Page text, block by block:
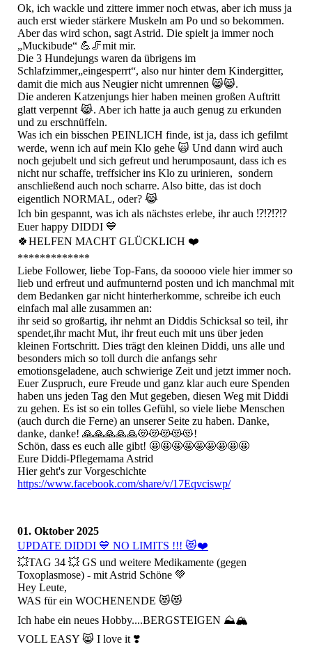
Ok, ich wackle und zittere immer noch etwas, aber ich muss ja
auch erst wieder stärkere Muskeln am Po und so bekommen.
Aber das wird schon, sagt Astrid. Die spielt ja immer noch
„Muckibude“ 💪🦵mit mir.
Die 3 Hundejungs waren da übrigens im
Schlafzimmer„eingesperrt“, also nur hinter dem Kindergitter,
damit die mich aus Neugier nicht umrennen 😸😸.
Die anderen Katzenjungs hier haben meinen großen Auftritt
glatt verpennt 😹. Aber ich hatte ja auch genug zu erkunden
und zu erschnüffeln.
Was ich ein bisschen PEINLICH finde, ist ja, dass ich gefilmt
werde, wenn ich auf mein Klo gehe 🙀 Und dann wird auch
noch gejubelt und sich gefreut und herumposaunt, dass ich es
nicht nur schaffe, treffsicher ins Klo zu urinieren, sondern
anschließend auch noch scharre. Also bitte, das ist doch
eigentlich NORMAL, oder? 😹
Ich bin gespannt, was ich als nächstes erlebe, ihr auch ⁉️⁉️⁉️⁉️
Euer happy DIDDI 💙
🍀HELFEN MACHT GLÜCKLICH ❤️
*************
Liebe Follower, liebe Top-Fans, da sooooo viele hier immer so
lieb und erfreut und aufmunternd posten und ich manchmal mit
dem Bedanken gar nicht hinterherkomme, schreibe ich euch
einfach mal alle zusammen an:
ihr seid so großartig, ihr nehmt an Diddis Schicksal so teil, ihr
spendet,ihr macht Mut, ihr freut euch mit uns über jeden
kleinen Fortschritt. Dies trägt den kleinen Diddi, uns alle und
besonders mich so toll durch die anfangs sehr
emotionsgeladene, auch schwierige Zeit und jetzt immer noch.
Euer Zuspruch, eure Freude und ganz klar auch eure Spenden
haben uns jeden Tag den Mut gegeben, diesen Weg mit Diddi
zu gehen. Es ist so ein tolles Gefühl, so viele liebe Menschen
(auch durch die Ferne) an unserer Seite zu haben. Danke,
danke, danke! 🙏🙏🙏🙏🙏😻😻😻😻😻!
Schön, dass es euch alle gibt! 🤩🤩🤩🤩🤩🤩🤩🤩🤩
Eure Diddi-Pflegemama Astrid
Hier geht's zur Vorgeschichte
https://www.facebook.com/share/v/17Eqvciswp/
01. Oktober 2025
UPDATE DIDDI 💙 NO LIMITS !!! 😻❤️
💥TAG 34 💥 GS und weitere Medikamente (gegen
Toxoplasmose) - mit Astrid Schöne 💚
Hey Leute,
WAS für ein WOCHENENDE 😻😻
Ich habe ein neues Hobby....BERGSTEIGEN ⛰️🏔
VOLL EASY 😸 I love it ❣️